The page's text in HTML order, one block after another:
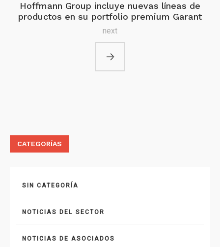
Hoffmann Group incluye nuevas líneas de
productos en su portfolio premium Garant
next
CATEGORÍAS
SIN CATEGORÍA
NOTICIAS DEL SECTOR
NOTICIAS DE ASOCIADOS